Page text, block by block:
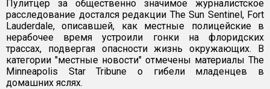
Пулитцер за общественно значимое журналистское
расследование достался редакции The Sun Sentinel, Fort
Lauderdale, описавшей, как местные полицейские в
нерабочее время устроили гонки на флоридских
трассах, подвергая опасности жизнь окружающих. В
категории "местные новости" отмечены материалы The
Minneapolis Star Tribune о гибели младенцев в
домашних яслях.